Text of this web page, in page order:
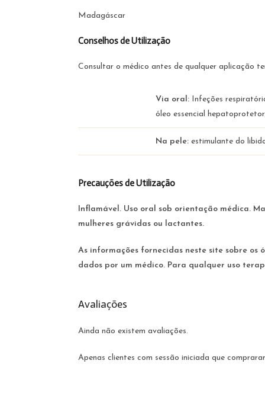
Madagáscar
Conselhos de Utilização
Consultar o médico antes de qualquer aplicação
Via oral: Infeções
óleo essencial
Na pele: estimulante do
Precauções de Utilização
Inflamável. Uso oral sob orientação médica.
mulheres grávidas ou lactantes.
As informações fornecidas neste site sobre os
dados por um médico. Para qualquer uso
Avaliações
Ainda não existem avaliações.
Apenas clientes com sessão iniciada que